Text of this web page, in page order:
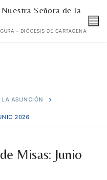
Señora de la
– DIÓCESIS DE CARTAGENA
LA ASUNCIÓN
2026
Misas: Junio